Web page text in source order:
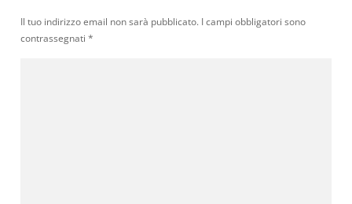
Il tuo indirizzo email non sarà pubblicato. I campi obbligatori sono
contrassegnati *